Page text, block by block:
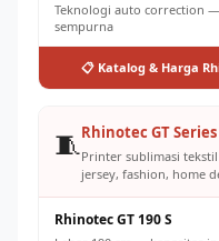
Teknologi auto correction
sempurna
📋 Katalog & Harga
🧵Rhinotec GT
Printer sublimasi
jersey, fashion, home
Rhinotec GT 190 S